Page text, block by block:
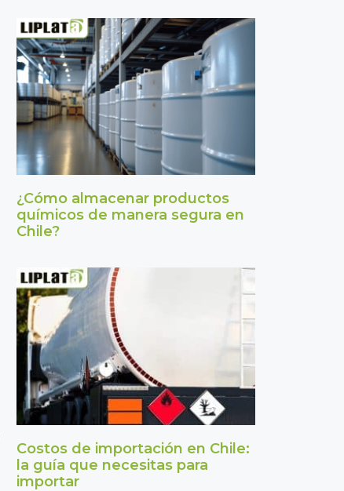
¿Cómo almacenar productos
químicos de manera segura en
Chile?
Costos de importación en Chile:
la guía que necesitas para
importar